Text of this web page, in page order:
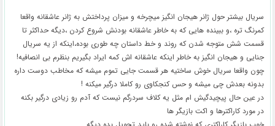
سریال بیشتر حول ژانر هیجان انگیز میچرخه و میزان پرداختش به ژانر عاشقانه واقعا
کمرنگ تره ،و ببینده هایی که به خاطر عاشقانه بودنش شروع کردن ،دیگه حداکثر تا
قسمت شش متوجه شدن که روند و خط داستان چه طوری بوده،اینکه از یه سریال
جنایی و هیجان انگیز به خاطر اینکه عاشقانه اش کمه ایراد بگیریم بنظرم بی انصافیه!
چون واقعا سریال خوش ساختیه هر قسمت جایی تموم میشه که مخاطب دوست داره
بدونه بعدش چی میشه و حس کنجکاوی رو کاملا درگیر میکنه !
در عین حال پیچیدگیش ام مثل یه کلاف سردرگم نیست که آدم رو زیادی درگیر بکنه
در مورد کاراکترها و اکت بازیگر ها